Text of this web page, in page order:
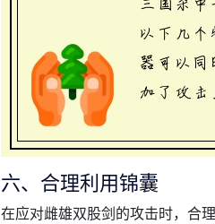
六、合理利用锦囊
在应对雌雄双股剑的攻击时，合